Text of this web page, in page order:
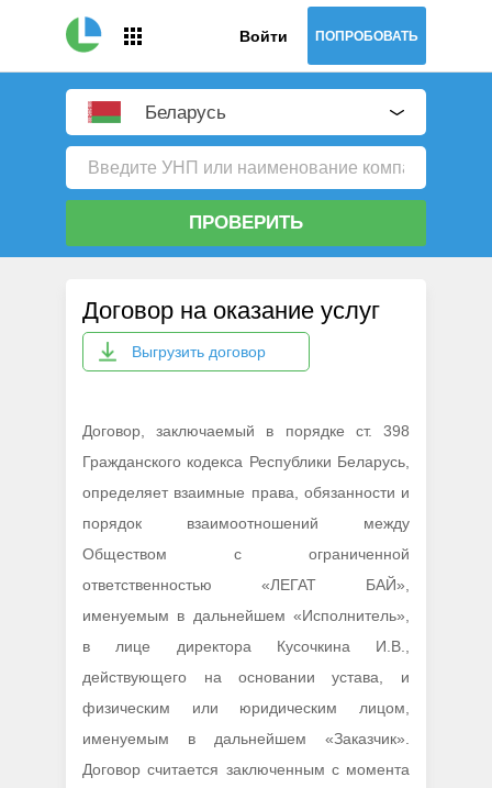
Войти ПОПРОБОВАТЬ
Беларусь
ПРОВЕРИТЬ
Договор на оказание услуг
Выгрузить договор
Договор, заключаемый в порядке ст. 398
Гражданского кодекса Республики Беларусь,
определяет взаимные права, обязанности и
порядок взаимоотношений между
Обществом с ограниченной
ответственностью «ЛЕГАТ БАЙ»,
именуемым в дальнейшем «Исполнитель»,
в лице директора Кусочкина И.В.,
действующего на основании устава, и
физическим или юридическим лицом,
именуемым в дальнейшем «Заказчик».
Договор считается заключенным с момента